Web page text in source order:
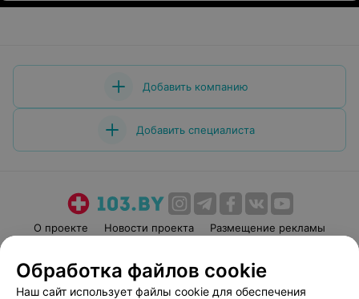
Добавить компанию
Добавить специалиста
О проекте Новости проекта
Размещение рекламы
Пользовательское соглашение
Способы оплаты
Вакансии
Партнеры
Обработка файлов cookie
Наш сайт использует файлы cookie для обеспечения